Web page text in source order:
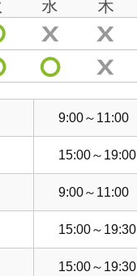
9:00～11:00
15:00～19:00
9:00～11:00
15:00～19:30
15:00～19:30